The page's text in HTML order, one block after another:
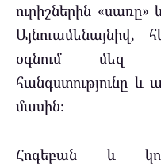
ուրիշներին «սառը»
օգնում մեզ
հանգստությունը և
մասին։
Հոգեբան և